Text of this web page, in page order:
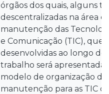
órgãos dos quais, alguns
descentralizadas na área
manutenção das
e Comunicação (TIC), que
desenvolvidas ao longo
trabalho será apresentada
modelo de organização de
manutenção para as TIC